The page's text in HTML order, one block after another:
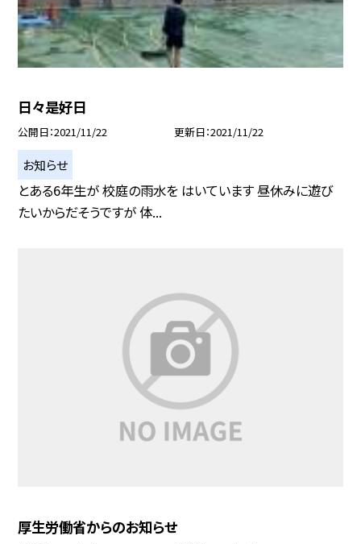
日々是好日
公開日 2021/11/22 更新日 2021/11/22
お知らせ
とある6年生が 校庭の雨水を はいています 昼休みに遊び
たいからだそうですが 体...
厚生労働省からのお知らせ